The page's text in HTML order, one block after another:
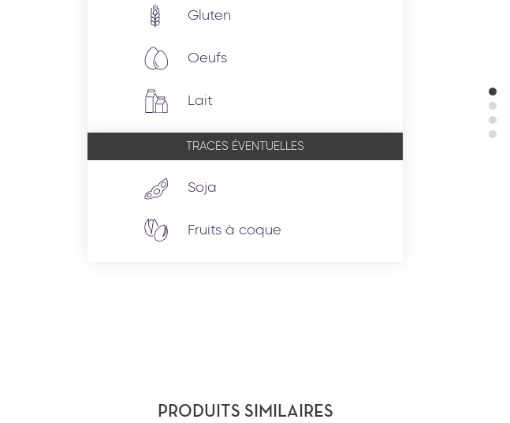
Gluten
Oeufs
Lait
TRACES ÉVENTUELLES
Soja
Fruits à coque
PRODUITS SIMILAIRES